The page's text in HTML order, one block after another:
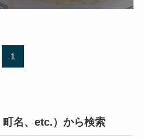
1
名、etc.）から検索